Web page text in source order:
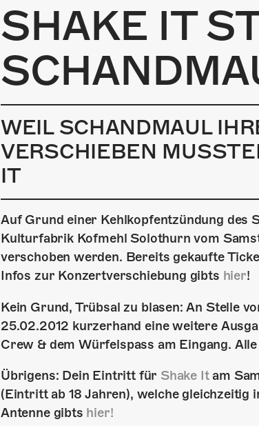
SHAKE IT
WEIL SCHANDMAUL
VERSCHIEBEN
IT
Auf Grund einer Kehlkopfentzündung des
Kulturfabrik Kofmehl Solothurn vom
verschoben werden. Bereits gekaufte
Infos zur Konzertverschiebung gibts hier!
Kein Grund, Trübsal zu blasen: An Stelle
25.02.2012 kurzerhand eine weitere
Crew & dem Würfelspass am Eingang.
Übrigens: Dein Eintritt für Shake Itam
(Eintritt ab 18 Jahren), welche
Antenne gibts hier!